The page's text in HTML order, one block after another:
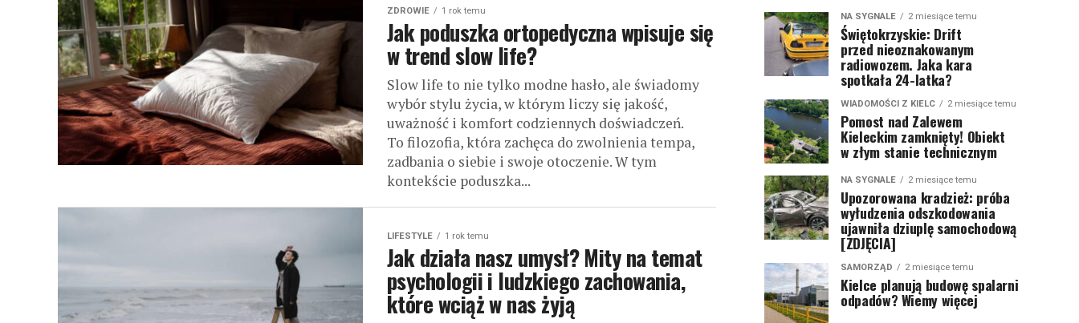
ZDROWIE 1 rok temu
Jak poduszka ortopedyczna wpisuje się
w trend slow life?
Slow life to nie tylko modne hasło, ale świadomy
wybór stylu życia, w którym liczy się jakość,
uważność i komfort codziennych doświadczeń.
To filozofia, która zachęca do zwolnienia tempa,
zadbania o siebie i swoje otoczenie. W tym
kontekście poduszka...
LIFESTYLE 1 rok temu
Jak działa nasz umysł? Mity na temat
psychologii i ludzkiego zachowania,
które wciąż w nas żyją
NA SYGNALE 2 miesiące temu
Świętokrzyskie: Drift
przed nieoznakowanym
radiowozem. Jaka kara
spotkała 24-latka?
WIADOMOŚCI Z KIELC 2 miesiące temu
Pomost nad Zalewem
Kieleckim zamknięty! Obiekt
w złym stanie technicznym
NA SYGNALE 2 miesiące temu
Upozorowana kradzież: próba
wyłudzenia odszkodowania
ujawniła dziuplę samochodową
[ZDJĘCIA]
SAMORZĄD 2 miesiące temu
Kielce planują budowę spalarni
odpadów? Wiemy więcej